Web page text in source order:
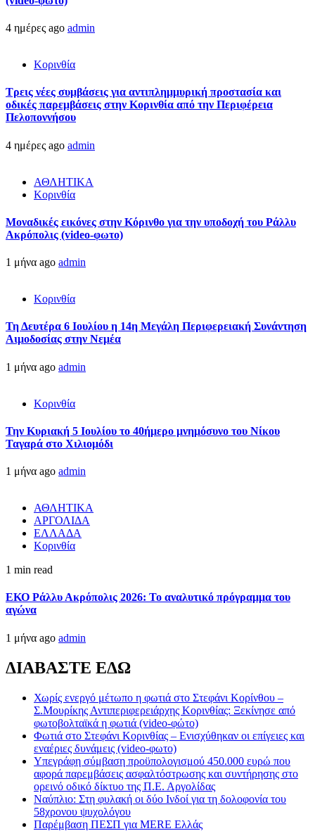
4 ημέρες ago admin
Κορινθία
Τρεις νέες συμβάσεις για αντιπλημμυρική προστασία και
οδικές παρεμβάσεις στην Κορινθία από την Περιφέρεια
Πελοποννήσου
4 ημέρες ago admin
ΑΘΛΗΤΙΚΑ
Κορινθία
Μοναδικές εικόνες στην Κόρινθο για την υποδοχή του Ράλλυ
Ακρόπολις (video-φωτο)
1 μήνα ago admin
Κορινθία
Τη Δευτέρα 6 Ιουλίου η 14η Μεγάλη Περιφερειακή Συνάντηση
Αιμοδοσίας στην Νεμέα
1 μήνα ago admin
Κορινθία
Την Κυριακή 5 Ιουλίου το 40ήμερο μνημόσυνο του Νίκου
Ταγαρά στο Χιλιομόδι
1 μήνα ago admin
ΑΘΛΗΤΙΚΑ
ΑΡΓΟΛΙΔΑ
ΕΛΛΑΔΑ
Κορινθία
1 min read
ΕΚΟ Ράλλυ Ακρόπολις 2026: Το αναλυτικό πρόγραμμα του
αγώνα
1 μήνα ago admin
ΔΙΑΒΑΣΤΕ ΕΔΩ
Χωρίς ενεργό μέτωπο η φωτιά στο Στεφάνι Κορίνθου –
Σ.Μουρίκης Αντιπεριφερειάρχης Κορινθίας: Ξεκίνησε από
φωτοβολταϊκά η φωτιά (video-φώτο)
Φωτιά στο Στεφάνι Κορινθίας – Ενισχύθηκαν οι επίγειες και
εναέριες δυνάμεις (video-φωτο)
Υπεγράφη σύμβαση προϋπολογισμού 450.000 ευρώ που
αφορά παρεμβάσεις ασφαλτόστρωσης και συντήρησης στο
ορεινό οδικό δίκτυο της Π.Ε. Αργολίδας
Ναύπλιο: Στη φυλακή οι δύο Ινδοί για τη δολοφονία του
58χρονου ψυχολόγου
Παρέμβαση ΠΕΣΠ για MERE Ελλάς